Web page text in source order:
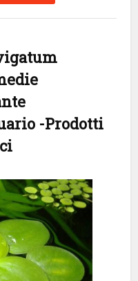
-Prodotti